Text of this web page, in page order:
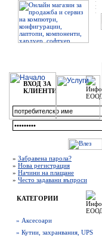
ВХОД ЗА
КЛИЕНТИ
» Забравена парола?
» Нова регистрация
» Начини на плащане
» Често задавани въпроси
КАТЕГОРИИ
» Аксесоари
» Кутии, захранвания, UPS